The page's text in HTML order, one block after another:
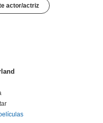
actor/actriz